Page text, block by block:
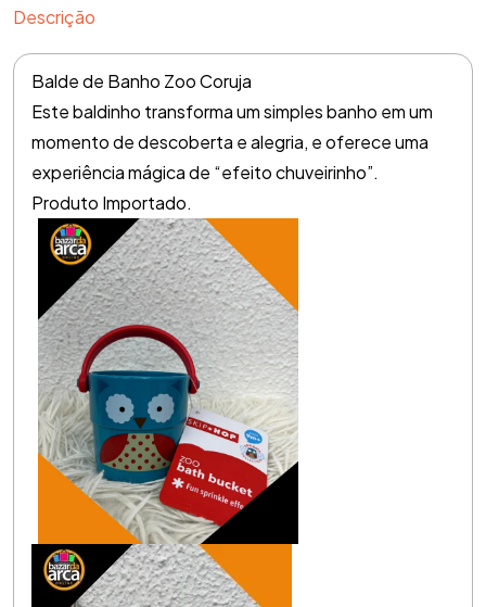
Descrição
Balde de Banho Zoo Coruja
Este baldinho transforma um simples banho em um
momento de descoberta e alegria, e oferece uma
experiência mágica de “efeito chuveirinho”.
Produto Importado.